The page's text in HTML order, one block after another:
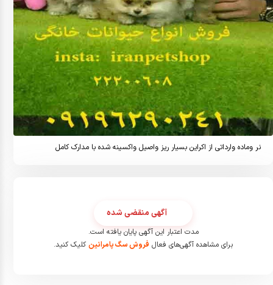
نر وماده وارداتی از اکراین بسیار ریز واصیل واکسینه شده با مدارک کامل
آگهی منقضی شده
مدت اعتبار این آگهی پایان یافته است.
برای مشاهده آگهی‌های فعال فروش سگ پامرانینکلیک کنید.